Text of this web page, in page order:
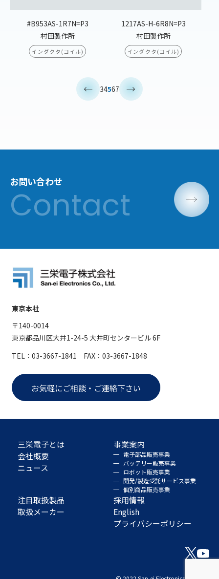
#B953AS-1R7N=P3
村田製作所
インダクタ(コイル)
1217AS-H-6R8N=P3
村田製作所
インダクタ(コイル)
34567
お問い合わせ
東京本社
〒140-0014
東京都品川区大井1-24-5 大井町センタービル 6F
TEL：03-3667-1841 FAX：03-3667-1848
お気軽にご相談・ご連絡下さい
三栄電子とは
会社概要
ニュース
事業案内
電子部品販売事業
バッテリー販売事業
ロボット販売事業
開発/製造受託サービス事業
個別商品販売事業
注目取扱製品
取扱メーカー
採用情報
English
プライバシーポリシー